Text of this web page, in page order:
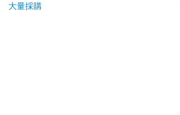
**提醒您，鑑賞期不等於試用期，退回商品
大量採購